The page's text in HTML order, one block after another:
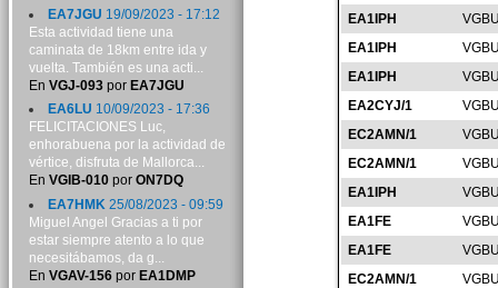
EA1IPH
EA1IPH
EA1IPH
EA2CYJ/1
EC2AMN/1
EC2AMN/1
EA1IPH
EA1FE
EA1FE
EC2AMN/1
EA7JGU 19/09/2023 - 17:12
Esta actividad tiene una
caminata de 18km entre ida y
vuelta. También es una acti...
En VGJ-093por EA7JGU
EA6LU 10/09/2023 - 17:36
FELICITACIONES Luc,
enhorabuena por la actividad de
vértice, disfruta de Mallorca...
En VGIB-010por ON7DQ
EA7HMK 25/08/2023 - 09:59
Miguel Angel Gracias a ti por
estar siempre atento a lo que
necesitábamos, da g...
En VGAV-156por EA1DMP